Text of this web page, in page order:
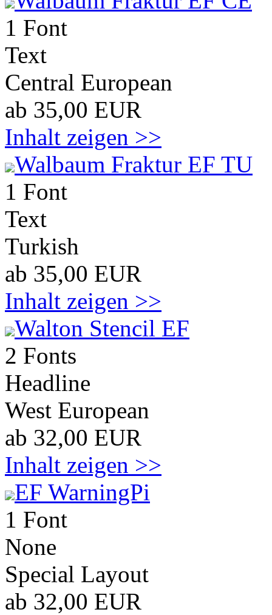
1 Font
Text
Central European
ab 35,00 EUR
Inhalt zeigen >>
Walbaum Fraktur EF TU
1 Font
Text
Turkish
ab 35,00 EUR
Inhalt zeigen >>
Walton Stencil EF
2 Fonts
Headline
West European
ab 32,00 EUR
Inhalt zeigen >>
EF WarningPi
1 Font
None
Special Layout
ab 32,00 EUR